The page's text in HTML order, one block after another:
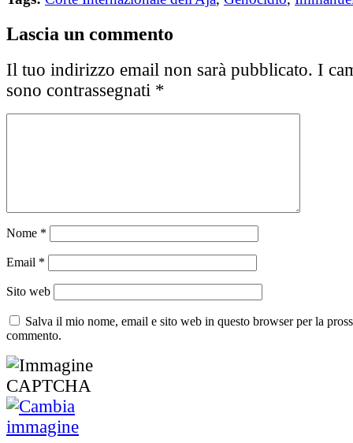
Lascia un commento
Il tuo indirizzo email non sarà pubblicato. I
sono contrassegnati *
Nome *
Email *
Sito web
Salva il mio nome, email e sito web in questo browser per la
commento.